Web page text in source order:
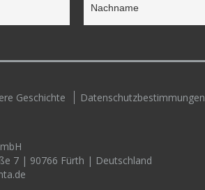
Geschichte Datenschutzbestimmungen
7 | 90766 Fürth | Deutschland